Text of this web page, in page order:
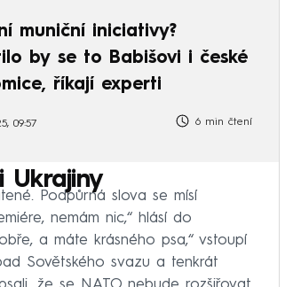
muniční iniciativy?
by se to Babišovi i české
říkají experti
09:57 6 min čtení
Ukrajiny
Podpůrná slova se mísí
nemám nic,“ hlásí do
a máte krásného psa,“ vstoupí
Sovětského svazu a tenkrát